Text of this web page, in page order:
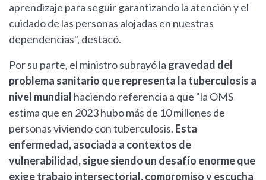
aprendizaje para seguir garantizando la atención y el
cuidado de las personas alojadas en nuestras
dependencias", destacó.
Por su parte, el ministro subrayó la gravedad del
problema sanitario que representa la tuberculosis a
nivel mundial haciendo referencia a que "la OMS
estima que en 2023 hubo más de 10 millones de
personas viviendo con tuberculosis. Esta
enfermedad, asociada a contextos de
vulnerabilidad, sigue siendo un desafío enorme que
exige trabajo intersectorial, compromiso y escucha